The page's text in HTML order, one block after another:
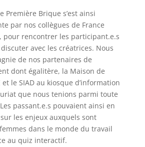
Première Brique s’est ainsi
par nos collègues de France
pour rencontrer les participant.e.s
avec les créatrices. Nous
de nos partenaires de
dont égalitère, la Maison de
et le SIAD au kiosque d’information
que nous tenions parmi toute
passant.e.s pouvaient ainsi en
les enjeux auxquels sont
dans le monde du travail
au quiz interactif.